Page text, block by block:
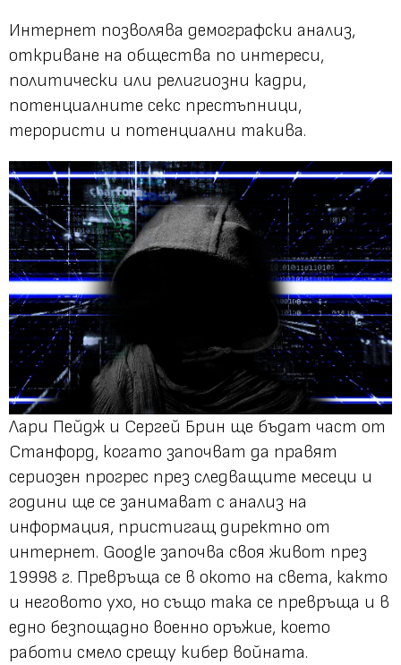
Интернет позволява демографски анализ,
откриване на общества по интереси,
политически или религиозни кадри,
потенциалните секс престъпници,
терористи и потенциални такива.
Лари Пейдж и Сергей Брин ще бъдат част от
Станфорд, когато започват да правят
сериозен прогрес през следващите месеци и
години ще се занимават с анализ на
информация, пристигащ директно от
интернет. Google започва своя живот през
19998 г. Превръща се в окото на света, както
и неговото ухо, но също така се превръща и в
едно безпощадно военно оръжие, което
работи смело срещу кибер войната.